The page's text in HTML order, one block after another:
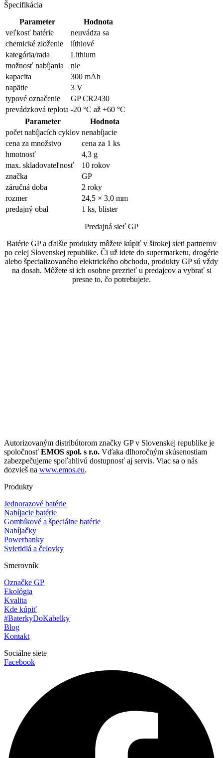
Špecifikácia
Parameter
Hodnota
veľkosť batérie
neuvádza sa
chemické zloženie
líthiové
kategória/rada
Lithium
možnosť nabíjania
nie
kapacita
300 mAh
napätie
3 V
typové označenie
GP CR2430
prevádzková teplota -20 °C až +60 °C
Parameter
Hodnota
počet nabíjacích cyklov nenabíjacie
cena za množstvo
cena za 1 ks
hmotnosť
4,3 g
max. skladovateľnosť
10 rokov
značka
GP
záručná doba
2 roky
rozmer
24,5 × 3,0 mm
predajný obal
1 ks, blister
Predajná sieť GP
Batérie GP a ďalšie produkty môžete kúpiť v širokej sieti partnerov
po celej Slovenskej republike. Či už idete do supermarketu, drogérie
alebo špecializovaného elektrického obchodu, produkty GP sú vždy
na dosah. Môžete si ich osobne prezrieť u predajcov a vybrať si
presne to, čo potrebujete.
Autorizovaným distribútorom značky GP v Slovenskej republike je
spoločnosť EMOS spol. s r.o. Vďaka dlhoročným skúsenostiam
zabezpečujeme spoľahlivú dostupnosť aj servis. Viac sa o nás
dozvieš na www.emos.eu.
Produkty
Jednorazové batérie
Nabíjacie batérie
Gombíkové a špeciálne batérie
Nabíjačky
Powerbanky
Svietidlá a čelovky
Smerovník
Označke GP
Ekológia
Kvalita
Kde kúpiť
#BaterkyDoKabelky
Blog
Kontakt
Sociálne siete
Facebook